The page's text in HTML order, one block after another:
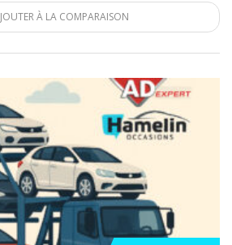
À LA COMPARAISON